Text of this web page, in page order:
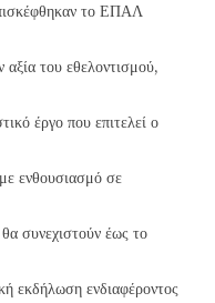
το ΕΠΑΛ
του εθελοντισμού,
έργο που επιτελεί ο
ενθουσιασμό σε
συνεχιστούν έως το
εκδήλωση ενδιαφέροντος